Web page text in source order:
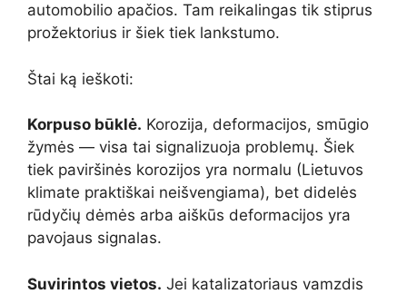
automobilio apačios. Tam reikalingas tik stiprus
prožektorius ir šiek tiek lankstumo.
Štai ką ieškoti:
Korpuso būklė. Korozija, deformacijos, smūgio
žymės — visa tai signalizuoja problemų. Šiek
tiek paviršinės korozijos yra normalu (Lietuvos
klimate praktiškai neišvengiama), bet didelės
rūdyčių dėmės arba aiškūs deformacijos yra
pavojaus signalas.
Suvirintos vietos. Jei katalizatoriaus vamzdis